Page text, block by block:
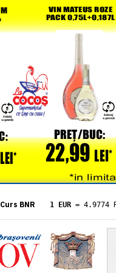
Curs BNR 1 EUR = 4.9774
= 5.8304
1 XAU= 464.4611
1 AED= 1.1933
1 AUD= 2.7957
1 BGN= 2.5449